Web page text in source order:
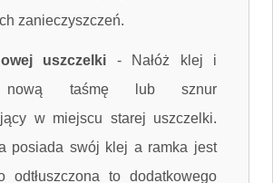
zanieczyszczeń.
uszczelki -
Nałóż klej i
nową taśmę lub sznur
w miejscu starej uszczelki.
posiada swój klej a ramka jest
odtłuszczona to dodatkowego